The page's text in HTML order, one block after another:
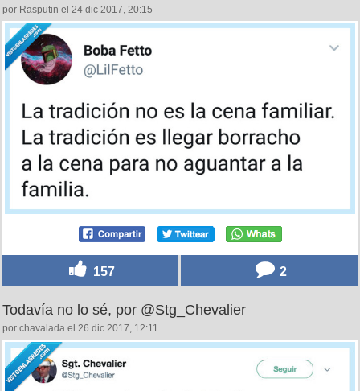
por Rasputin el 24 dic 2017, 20:15
157 2
Todavía no lo sé, por @Stg_Chevalier
por chavalada el 26 dic 2017, 12:11